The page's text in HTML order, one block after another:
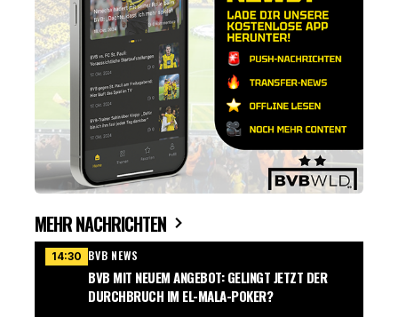
MEHR NACHRICHTEN
14:30 BVB NEWS
BVB MIT NEUEM ANGEBOT: GELINGT JETZT DER
DURCHBRUCH IM EL-MALA-POKER?